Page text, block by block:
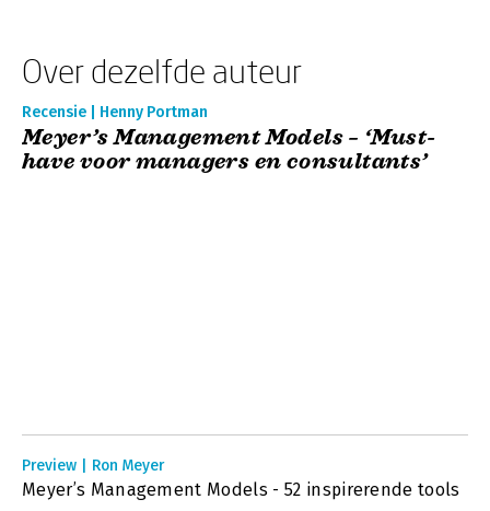
Over dezelfde auteur
Recensie | Henny Portman
Meyer’s Management Models – ‘Must-
have voor managers en consultants’
Preview | Ron Meyer
Meyer’s Management Models - 52 inspirerende tools